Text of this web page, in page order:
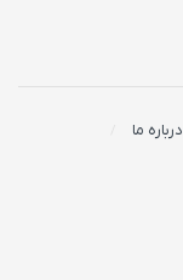
درباره ما